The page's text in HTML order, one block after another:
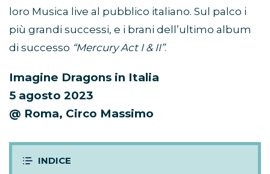
loro Musica live al pubblico italiano. Sul palco i
più grandi successi, e i brani dell’ultimo album
di successo “Mercury Act I & II”.
Imagine Dragons in Italia
5 agosto 2023
@ Roma, Circo Massimo